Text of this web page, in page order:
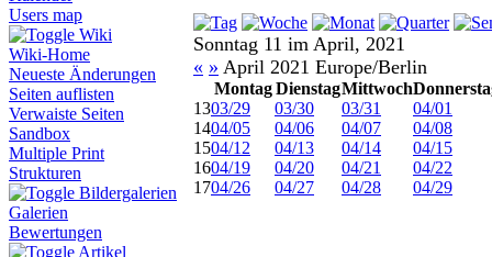
Users map
Wiki
Wiki-Home
Neueste Änderungen
Seiten auflisten
Verwaiste Seiten
Sandbox
Multiple Print
Strukturen
Bildergalerien
Galerien
Bewertungen
Artikel
Sonntag 11 im April, 2021
« » April 2021 Europe/Berlin
Montag DienstagMittwoch
1303/29 03/30 03/31
04/01
1404/05 04/06 04/07
04/08
1504/12 04/13 04/14
04/15
1604/19 04/20 04/21
04/22
1704/26 04/27 04/28 04/29